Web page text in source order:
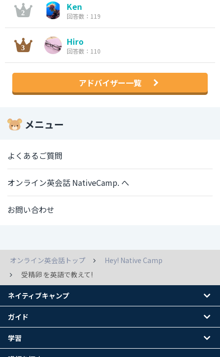
Ken
回答数：119
Hiro
回答数：110
アドバイザー一覧
メニュー
よくあるご質問
オンライン英会話 NativeCamp. へ
お問い合わせ
オンライン英会話トップ
Hey! Native Camp
受精卵 を英語で教えて!
ネイティブキャンプ
ガイド
学習